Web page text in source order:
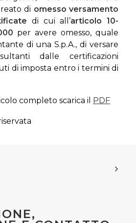
di omesso versamento
di cui all’articolo 10-
per avere omesso, quale
di una S.p.A., di versare
dalle certificazioni
di imposta entro i termini di
completo scarica il PDF